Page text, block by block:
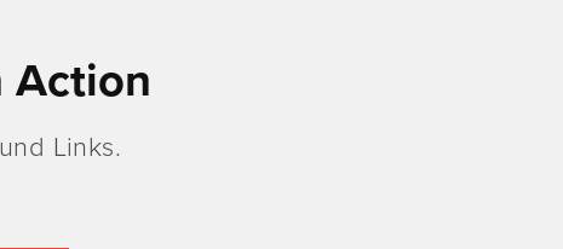
Action
Links.